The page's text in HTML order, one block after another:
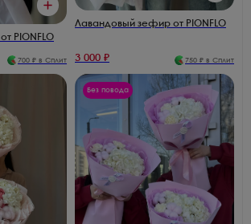
Шёлковое облако от PIONFLO
700 ₽ в Сплит
Лавандовый зефир от PIONFLO
3 000 ₽ 750 ₽ в Сплит
Без повода